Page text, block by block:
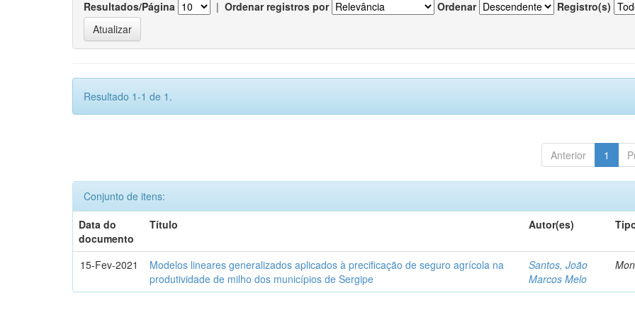
Resultados/Página | Ordenar registros por Ordenar Registro(s)
Resultado 1-1 de 1.
Anterior 1
Conjunto de itens:
Data do
documento
Título Autor(es)
15-Fev-2021
Modelos lineares generalizados aplicados à precificação de seguro agrícola na
produtividade de milho dos municípios de Sergipe
Santos, João
Marcos Melo